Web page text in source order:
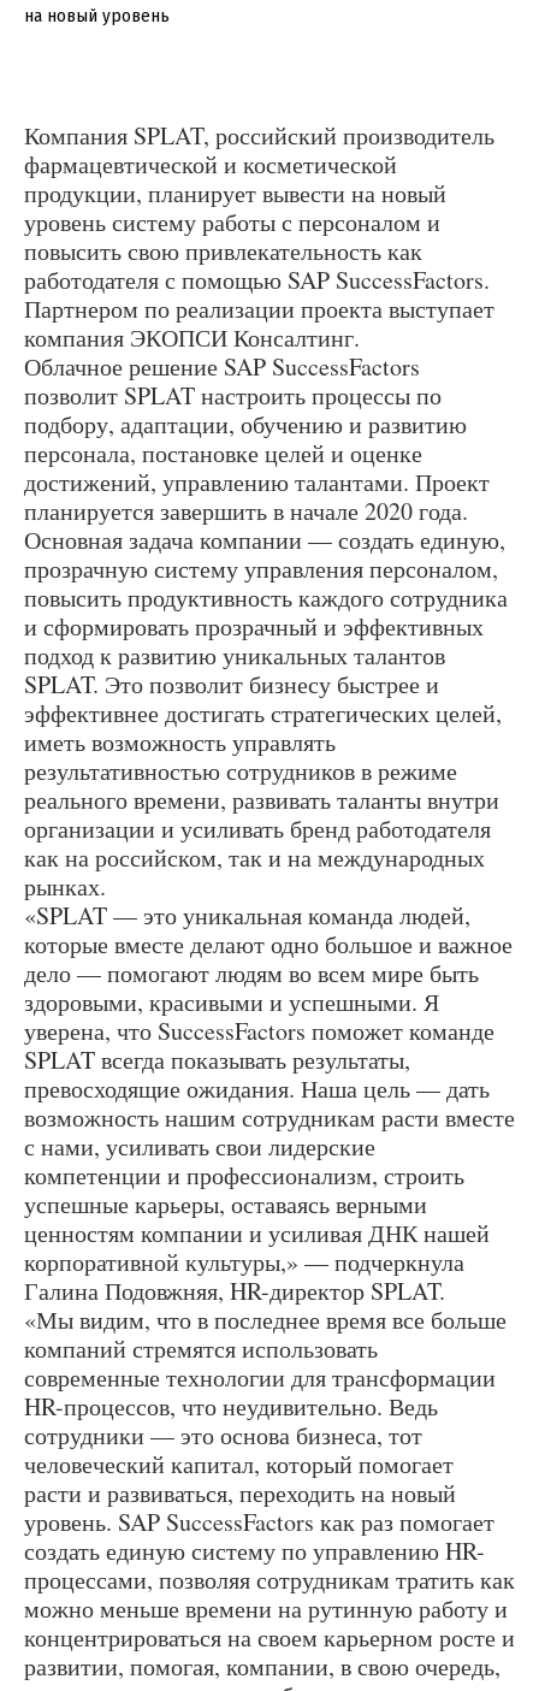
на новый уровень
Компания SPLAT, российский производитель
фармацевтической и косметической
продукции, планирует вывести на новый
уровень систему работы с персоналом и
повысить свою привлекательность как
работодателя с помощью SAP SuccessFactors.
Партнером по реализации проекта выступает
компания ЭКОПСИ Консалтинг.
Облачное решение SAP SuccessFactors
позволит SPLAT настроить процессы по
подбору, адаптации, обучению и развитию
персонала, постановке целей и оценке
достижений, управлению талантами. Проект
планируется завершить в начале 2020 года.
Основная задача компании — создать единую,
прозрачную систему управления персоналом,
повысить продуктивность каждого сотрудника
и сформировать прозрачный и эффективных
подход к развитию уникальных талантов
SPLAT. Это позволит бизнесу быстрее и
эффективнее достигать стратегических целей,
иметь возможность управлять
результативностью сотрудников в режиме
реального времени, развивать таланты внутри
организации и усиливать бренд работодателя
как на российском, так и на международных
рынках.
«SPLAT — это уникальная команда людей,
которые вместе делают одно большое и важное
дело — помогают людям во всем мире быть
здоровыми, красивыми и успешными. Я
уверена, что SuccessFactors поможет команде
SPLAT всегда показывать результаты,
превосходящие ожидания. Наша цель — дать
возможность нашим сотрудникам расти вместе
с нами, усиливать свои лидерские
компетенции и профессионализм, строить
успешные карьеры, оставаясь верными
ценностям компании и усиливая ДНК нашей
корпоративной культуры,» — подчеркнула
Галина Подовжняя, HR-директор SPLAT.
«Мы видим, что в последнее время все больше
компаний стремятся использовать
современные технологии для трансформации
HR-процессов, что неудивительно. Ведь
сотрудники — это основа бизнеса, тот
человеческий капитал, который помогает
расти и развиваться, переходить на новый
уровень. SAP SuccessFactors как раз помогает
создать единую систему по управлению HR-
процессами, позволяя сотрудникам тратить как
можно меньше времени на рутинную работу и
концентрироваться на своем карьерном росте и
развитии, помогая, компании, в свою очередь,